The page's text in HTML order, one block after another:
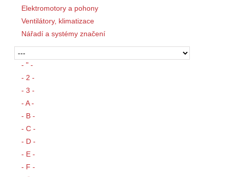
Elektromotory a pohony
Ventilátory, klimatizace
Nářadí a systémy značení
- " -
- 2 -
- 3 -
- A -
- B -
- C -
- D -
- E -
- F -